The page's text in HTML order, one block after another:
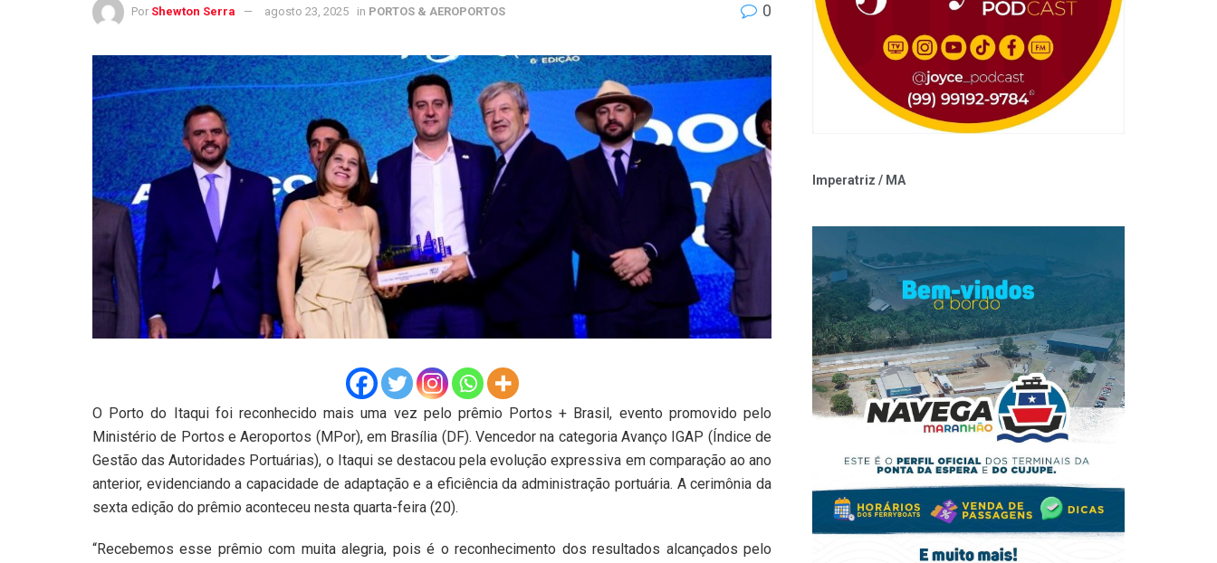
Por Shewton Serra agosto 23, 2025 in PORTOS & AEROPORTOS 0
O Porto do Itaqui foi reconhecido mais uma vez pelo prêmio Portos + Brasil, evento promovido pelo
Ministério de Portos e Aeroportos (MPor), em Brasília (DF). Vencedor na categoria Avanço IGAP (Índice de
Gestão das Autoridades Portuárias), o Itaqui se destacou pela evolução expressiva em comparação ao ano
anterior, evidenciando a capacidade de adaptação e a eficiência da administração portuária. A cerimônia da
sexta edição do prêmio aconteceu nesta quarta-feira (20).
“Recebemos esse prêmio com muita alegria, pois é o reconhecimento dos resultados alcançados pelo
Imperatriz / MA